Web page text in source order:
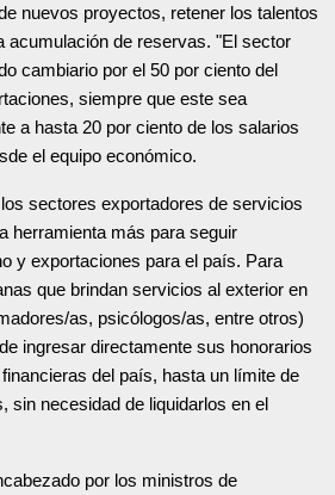
nuevos proyectos, retener los talentos
acumulación de reservas. "El sector
cambiario por el 50 por ciento del
siempre que este sea
a hasta 20 por ciento de los salarios
el equipo económico.
sectores exportadores de servicios
herramienta más para seguir
y exportaciones para el país. Para
que brindan servicios al exterior en
as, psicólogos/as, entre otros)
ingresar directamente sus honorarios
del país, hasta un límite de
sin necesidad de liquidarlos en el
por los ministros de